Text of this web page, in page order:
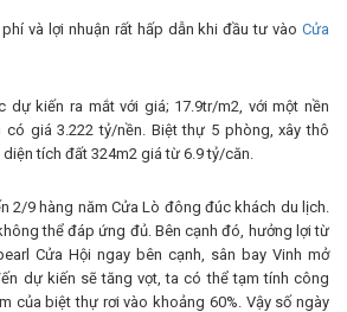
và lợi nhuận rất hấp dẫn khi đầu tư vào Cửa
dự kiến ra mắt với giá; 17.9tr/m2, với một nền
có giá 3.222 tỷ/nền. Biệt thự 5 phòng, xây thô
tích đất 324m2 giá từ 6.9 tỷ/căn.
2/9 hàng năm Cửa Lò đông đúc khách du lịch.
thể đáp ứng đủ. Bên cạnh đó, hưởng lợi từ
Cửa Hội ngay bên cạnh, sân bay Vinh mở
dự kiến sẽ tăng vọt, ta có thể tạm tính công
của biệt thự rơi vào khoảng 60%. Vậy số ngày